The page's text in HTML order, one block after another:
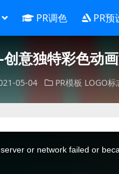
PR调色 PR预
创意独特彩色动
05-04 PR模板 LOGO标
or network failed or